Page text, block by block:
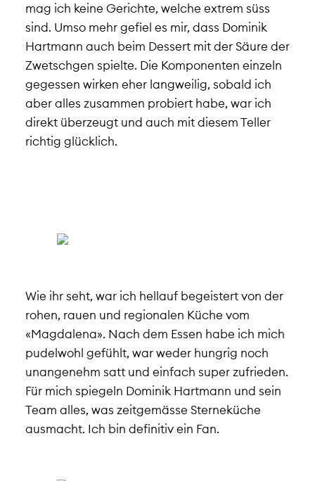
mag ich keine Gerichte, welche extrem süss
sind. Umso mehr gefiel es mir, dass Dominik
Hartmann auch beim Dessert mit der Säure der
Zwetschgen spielte. Die Komponenten einzeln
gegessen wirken eher langweilig, sobald ich
aber alles zusammen probiert habe, war ich
direkt überzeugt und auch mit diesem Teller
richtig glücklich.
Wie ihr seht, war ich hellauf begeistert von der
rohen, rauen und regionalen Küche vom
«Magdalena». Nach dem Essen habe ich mich
pudelwohl gefühlt, war weder hungrig noch
unangenehm satt und einfach super zufrieden.
Für mich spiegeln Dominik Hartmann und sein
Team alles, was zeitgemässe Sterneküche
ausmacht. Ich bin definitiv ein Fan.